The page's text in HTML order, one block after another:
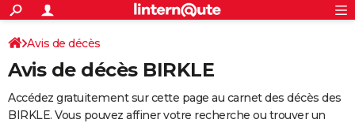
ACTUALITÉS
Politique
Société
Faits Divers
Education
Monde
Villes
+
SPORT
Coupe du monde 2026
Football
Tennis
Cyclisme
Rugby
Forum
Programme TV
TNT
Streaming
Cinéma
Sorties cinéma
Musique
+
FINANCE
Avis de décès
Avis de décès BIRKLE
Accédez gratuitement sur cette page au carnet des décès des
BIRKLE. Vous pouvez affiner votre recherche ou trouver un